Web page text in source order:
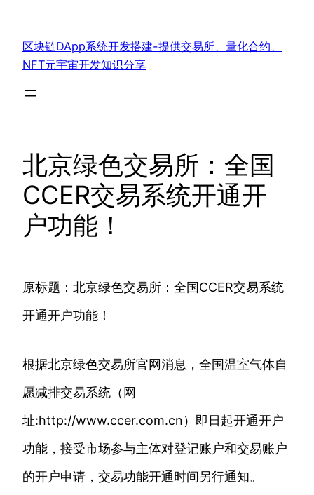
区块链DApp系统开发搭建-提供交易所、量化合约、
NFT元宇宙开发知识分享
北京绿色交易所：全国
CCER交易系统开通开
户功能！
原标题：北京绿色交易所：全国CCER交易系统
开通开户功能！
根据北京绿色交易所官网消息，全国温室气体自
愿减排交易系统（网
址:http://www.ccer.com.cn）即日起开通开户
功能，接受市场参与主体对登记账户和交易账户
的开户申请，交易功能开通时间另行通知。